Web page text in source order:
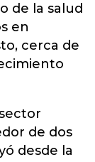
de la salud
en
cerca de
de dos
desde la